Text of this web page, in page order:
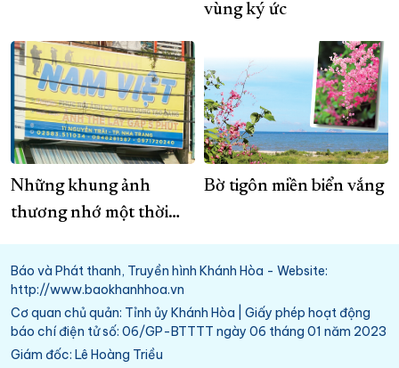
vùng ký ức
Những khung ảnh
thương nhớ một thời…
Bờ tigôn miền biển vắng
Báo và Phát thanh, Truyền hình Khánh Hòa - Website:
http://www.baokhanhhoa.vn
Cơ quan chủ quản: Tỉnh ủy Khánh Hòa | Giấy phép hoạt động
báo chí điện tử số: 06/GP-BTTTT ngày 06 tháng 01 năm 2023
Giám đốc: Lê Hoàng Triều